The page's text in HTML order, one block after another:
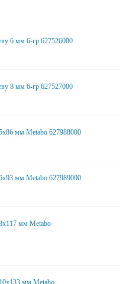
6 мм 6-гр 627526000
8 мм 6-гр 627527000
мм Metabo 627988000
мм Metabo 627989000
мм Metabo
мм Metabo